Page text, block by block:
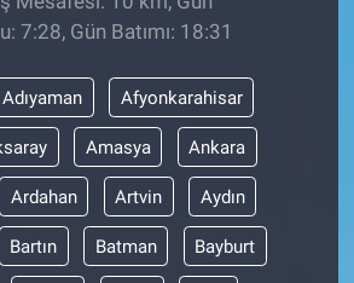
7:28, Gün Batımı: 18:31
Adıyaman Afyonkarahisar
Amasya Ankara
Ardahan Artvin Aydın
Bartın Batman Bayburt